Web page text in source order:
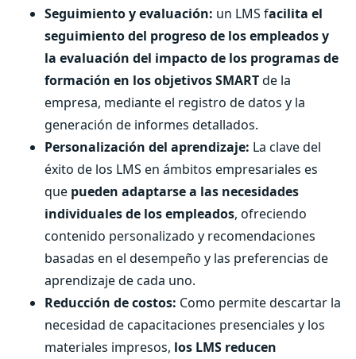
Seguimiento y evaluación: un LMS facilita el
seguimiento del progreso de los empleados y
la evaluación del impacto de los programas de
formación en los objetivos SMARTde la
empresa, mediante el registro de datos y la
generación de informes detallados.
Personalización del aprendizaje: La clave del
éxito de los LMS en ámbitos empresariales es
que pueden adaptarse a las necesidades
individuales de los empleados, ofreciendo
contenido personalizado y recomendaciones
basadas en el desempeño y las preferencias de
aprendizaje de cada uno.
Reducción de costos: Como permite descartar la
necesidad de capacitaciones presenciales y los
materiales impresos, los LMS reducen